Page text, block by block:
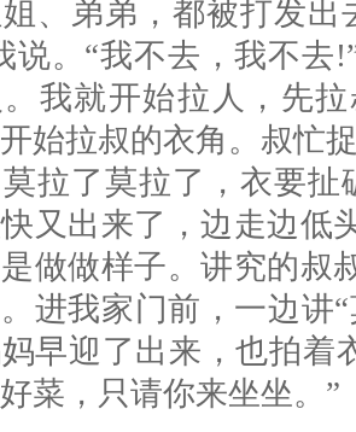
、弟弟，都被打发
说。“我不去，我不去
我就开始拉人，先
始拉叔的衣角。叔忙
拉了莫拉了，衣要
又出来了，边走边低
做做样子。讲究的叔
进我家门前，一边讲
早迎了出来，也拍着
菜，只请你来坐坐。”